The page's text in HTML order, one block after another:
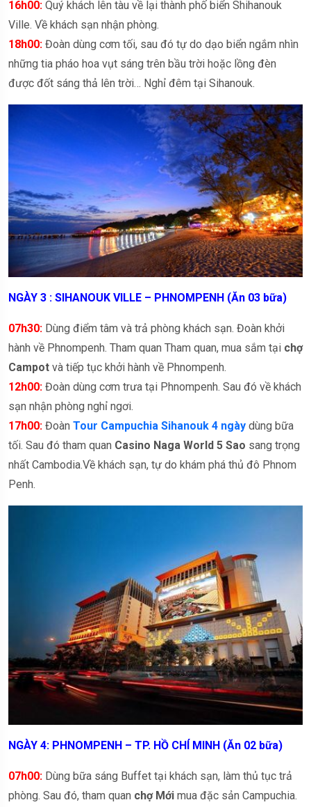
16h00: Quý khách lên tàu về lại thành phố biển Shihanouk
Ville. Về khách sạn nhận phòng.
18h00: Đoàn dùng cơm tối, sau đó tự do dạo biển ngắm nhìn
những tia pháo hoa vụt sáng trên bầu trời hoặc lồng đèn
được đốt sáng thả lên trời… Nghỉ đêm tại Sihanouk.
NGÀY 3 : SIHANOUK VILLE – PHNOMPENH (Ăn 03 bữa)
07h30: Dùng điểm tâm và trả phòng khách sạn. Đoàn khởi
hành về Phnompenh. Tham quan Tham quan, mua sắm tại chợ
Campot và tiếp tục khởi hành về Phnompenh.
12h00: Đoàn dùng cơm trưa tại Phnompenh. Sau đó về khách
sạn nhận phòng nghỉ ngơi.
17h00: Đoàn Tour Campuchia Sihanouk 4 ngày dùng bữa
tối. Sau đó tham quan Casino Naga World 5 Sao sang trọng
nhất Cambodia.Về khách sạn, tự do khám phá thủ đô Phnom
Penh.
NGÀY 4: PHNOMPENH – TP. HỒ CHÍ MINH (Ăn 02 bữa)
07h00: Dùng bữa sáng Buffet tại khách sạn, làm thủ tục trả
phòng. Sau đó, tham quan chợ Mới mua đặc sản Campuchia.